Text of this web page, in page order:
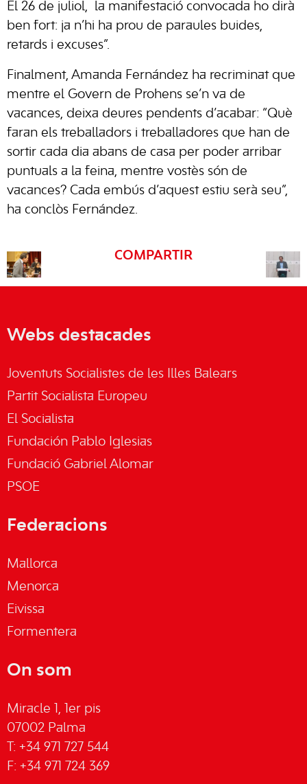
El 26 de juliol, la manifestació convocada ho dirà
ben fort: ja n’hi ha prou de paraules buides,
retards i excuses”.
Finalment, Amanda Fernández ha recriminat que
mentre el Govern de Prohens se’n va de
vacances, deixa deures pendents d’acabar: “Què
faran els treballadors i treballadores que han de
sortir cada dia abans de casa per poder arribar
puntuals a la feina, mentre vostès són de
vacances? Cada embús d’aquest estiu serà seu”,
ha conclòs Fernández.
COMPARTIR
Webs destacades
Joventuts Socialistes de les Illes Balears
Partit Socialista Europeu
El Socialista
Fundación Pablo Iglesias
Fundació Gabriel Alomar
PSOE
Federacions
Mallorca
Menorca
Eivissa
Formentera
On som
Miracle 1, 1er pis
07002 Palma
T: +34 971 727 544
F: +34 971 724 369